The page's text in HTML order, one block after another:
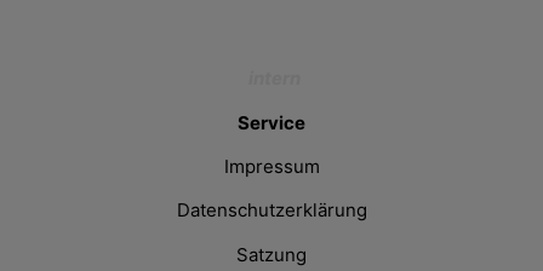
Service
Impressum
Datenschutzerklärung
Satzung